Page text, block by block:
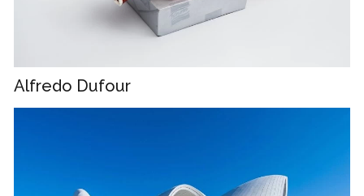
Alfredo Dufour